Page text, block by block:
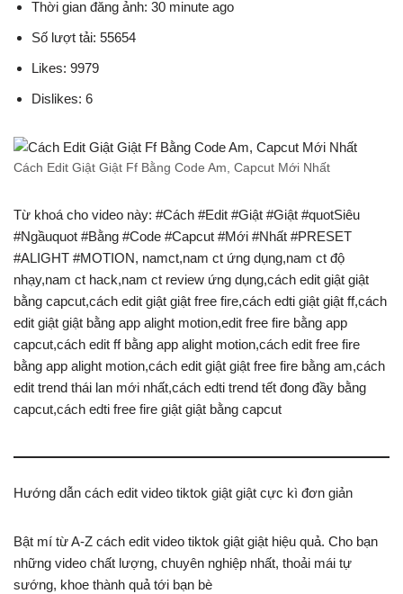
Thời gian đăng ảnh: 30 minute ago
Số lượt tải: 55654
Likes: 9979
Dislikes: 6
Cách Edit Giật Giật Ff Bằng Code Am, Capcut Mới Nhất
Từ khoá cho video này: #Cách #Edit #Giật #Giật #quotSiêu
#Ngầuquot #Bằng #Code #Capcut #Mới #Nhất #PRESET
#ALIGHT #MOTION, namct,nam ct ứng dụng,nam ct độ
nhạy,nam ct hack,nam ct review ứng dụng,cách edit giật giật
bằng capcut,cách edit giật giật free fire,cách edti giật giật ff,cách
edit giật giật bằng app alight motion,edit free fire bằng app
capcut,cách edit ff bằng app alight motion,cách edit free fire
bằng app alight motion,cách edit giật giật free fire bằng am,cách
edit trend thái lan mới nhất,cách edti trend tết đong đầy bằng
capcut,cách edti free fire giật giật bằng capcut
Hướng dẫn cách edit video tiktok giật giật cực kì đơn giản
Bật mí từ A-Z cách edit video tiktok giật giật hiệu quả. Cho bạn
những video chất lượng, chuyên nghiệp nhất, thoải mái tự
sướng, khoe thành quả tới bạn bè